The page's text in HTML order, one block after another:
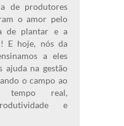
de produtores
o amor pelo
de plantar e a
E hoje, nós da
a eles
ajuda na gestão
o campo ao
tempo real,
e